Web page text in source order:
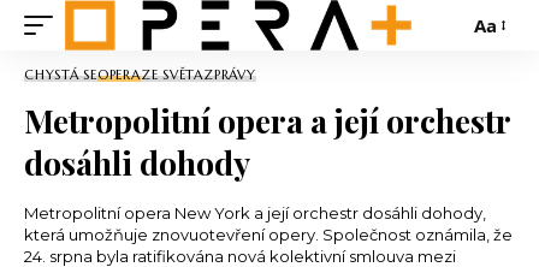
Aa
CHYSTÁ SEOPERAZE SVĚTAZPRÁVY
Metropolitní opera a její orchestr
dosáhli dohody
Metropolitní opera New York a její orchestr dosáhli dohody,
která umožňuje znovuotevření opery. Společnost oznámila, že
24. srpna byla ratifikována nová kolektivní smlouva mezi